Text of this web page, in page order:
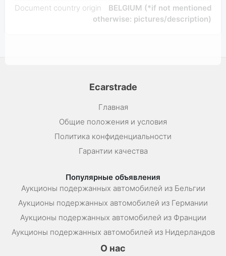
Document country origin
BELGIUM (*if not mentioned
otherwise: pictures/description)
Ecarstrade
Главная
Общие положения и условия
Политика конфиденциальности
Гарантии качества
Популярные объявления
Аукционы подержанных автомобилей из Бельгии
Аукционы подержанных автомобилей из Германии
Аукционы подержанных автомобилей из Франции
Аукционы подержанных автомобилей из Нидерландов
О нас